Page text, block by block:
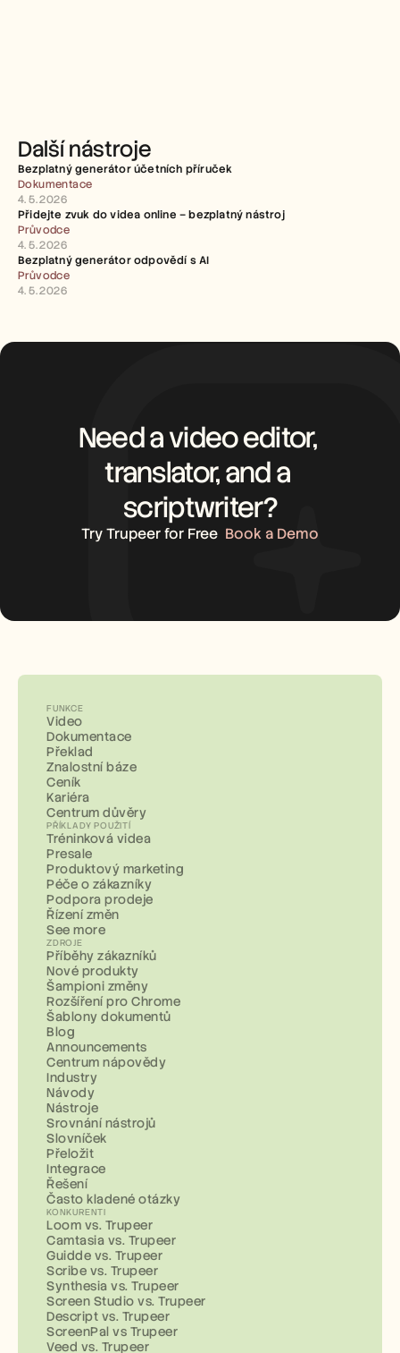
Další nástroje
Bezplatný generátor účetních příruček
Dokumentace
4. 5. 2026
Přidejte zvuk do videa online – bezplatný nástroj
Průvodce
4. 5. 2026
Bezplatný generátor odpovědí s AI
Průvodce
4. 5. 2026
Need a video editor,
translator, and a
scriptwriter?
Try Trupeer for Free Book a Demo
FUNKCE
Video
Dokumentace
Překlad
Znalostní báze
Ceník
Kariéra
Centrum důvěry
PŘÍKLADY POUŽITÍ
Tréninková videa
Presale
Produktový marketing
Péče o zákazníky
Podpora prodeje
Řízení změn
See more
ZDROJE
Příběhy zákazníků
Nové produkty
Šampioni změny
Rozšíření pro Chrome
Šablony dokumentů
Blog
Announcements
Centrum nápovědy
Industry
Návody
Nástroje
Srovnání nástrojů
Slovníček
Přeložit
Integrace
Řešení
Často kladené otázky
KONKURENTI
Loom vs. Trupeer
Camtasia vs. Trupeer
Guidde vs. Trupeer
Scribe vs. Trupeer
Synthesia vs. Trupeer
Screen Studio vs. Trupeer
Descript vs. Trupeer
ScreenPal vs Trupeer
Veed vs. Trupeer